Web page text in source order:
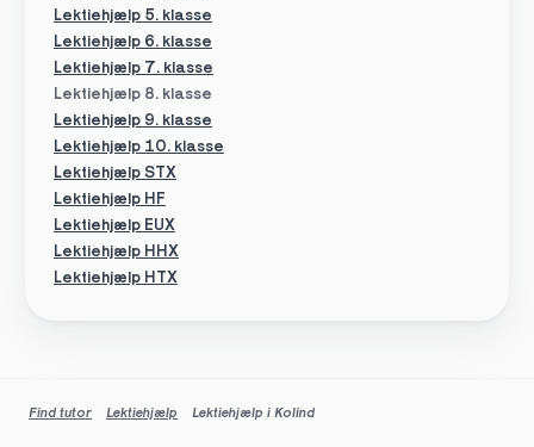
Lektiehjælp 5. klasse
Lektiehjælp 8. klasse
Lektiehjælp 6. klasse
Lektiehjælp 7. klasse
Lektiehjælp 9. klasse
Lektiehjælp 10. klasse
Lektiehjælp HF
Lektiehjælp EUX
Lektiehjælp STX
Lektiehjælp HHX
Lektiehjælp HTX
Find tutor Lektiehjælp Lektiehjælp i Kolind